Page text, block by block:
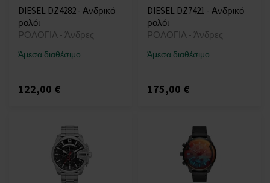
DIESEL DZ4282 - Ανδρικό
ρολόι
ΡΟΛΟΓΙΑ - Άνδρες
Άμεσα διαθέσιμο
122,00 €
DIESEL DZ7421 - Ανδρικό
ρολόι
ΡΟΛΟΓΙΑ - Άνδρες
Άμεσα διαθέσιμο
175,00 €